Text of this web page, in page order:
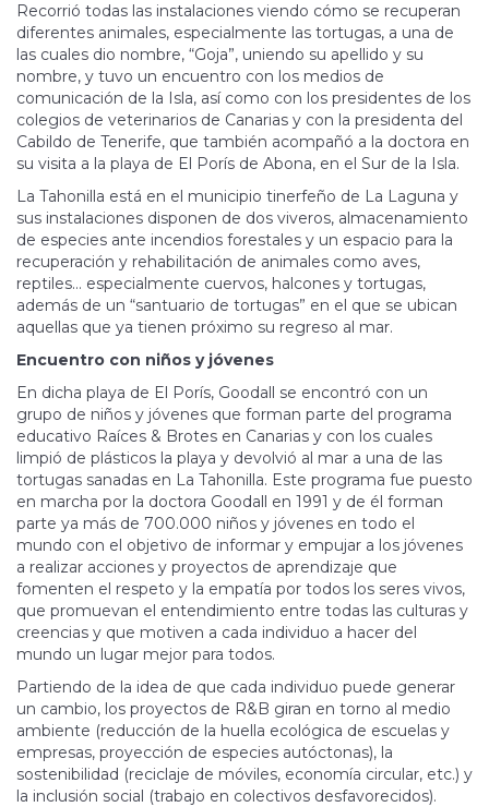
Recorrió todas las instalaciones viendo cómo se recuperan
diferentes animales, especialmente las tortugas, a una de
las cuales dio nombre, “Goja”, uniendo su apellido y su
nombre, y tuvo un encuentro con los medios de
comunicación de la Isla, así como con los presidentes de los
colegios de veterinarios de Canarias y con la presidenta del
Cabildo de Tenerife, que también acompañó a la doctora en
su visita a la playa de El Porís de Abona, en el Sur de la Isla.
La Tahonilla está en el municipio tinerfeño de La Laguna y
sus instalaciones disponen de dos viveros, almacenamiento
de especies ante incendios forestales y un espacio para la
recuperación y rehabilitación de animales como aves,
reptiles… especialmente cuervos, halcones y tortugas,
además de un “santuario de tortugas” en el que se ubican
aquellas que ya tienen próximo su regreso al mar.
Encuentro con niños y jóvenes
En dicha playa de El Porís, Goodall se encontró con un
grupo de niños y jóvenes que forman parte del programa
educativo Raíces & Brotes en Canarias y con los cuales
limpió de plásticos la playa y devolvió al mar a una de las
tortugas sanadas en La Tahonilla. Este programa fue puesto
en marcha por la doctora Goodall en 1991 y de él forman
parte ya más de 700.000 niños y jóvenes en todo el
mundo con el objetivo de informar y empujar a los jóvenes
a realizar acciones y proyectos de aprendizaje que
fomenten el respeto y la empatía por todos los seres vivos,
que promuevan el entendimiento entre todas las culturas y
creencias y que motiven a cada individuo a hacer del
mundo un lugar mejor para todos.
Partiendo de la idea de que cada individuo puede generar
un cambio, los proyectos de R&B giran en torno al medio
ambiente (reducción de la huella ecológica de escuelas y
empresas, proyección de especies autóctonas), la
sostenibilidad (reciclaje de móviles, economía circular, etc.) y
la inclusión social (trabajo en colectivos desfavorecidos).